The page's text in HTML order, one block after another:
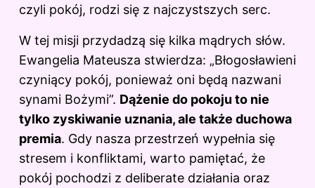
czyli pokój, rodzi się z najczystszych serc.
W tej misji przydadzą się kilka mądrych słów.
Ewangelia Mateusza stwierdza: „Błogosławieni
czyniący pokój, ponieważ oni będą nazwani
synami Bożymi”. Dążenie do pokoju to nie
tylko zyskiwanie uznania, ale także duchowa
premia. Gdy nasza przestrzeń wypełnia się
stresem i konfliktami, warto pamiętać, że
pokój pochodzi z deliberate działania oraz